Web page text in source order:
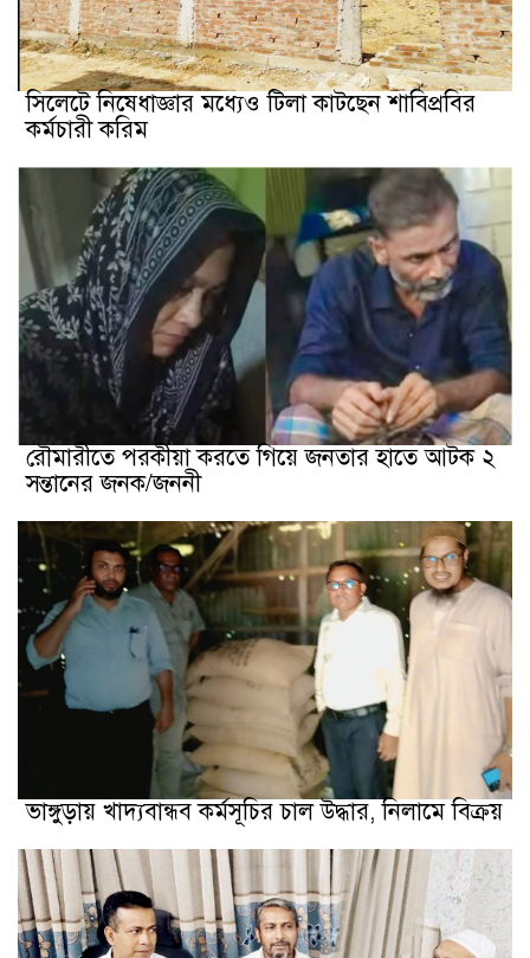
সিলেটে নিষেধাজ্ঞার মধ্যেও টিলা কাটছেন শাবিপ্রবির
কর্মচারী করিম
রৌমারীতে পরকীয়া করতে গিয়ে জনতার হাতে আটক ২
সন্তানের জনক/জননী
ভাঙ্গুড়ায় খাদ্যবান্ধব কর্মসূচির চাল উদ্ধার, নিলামে বিক্রয়